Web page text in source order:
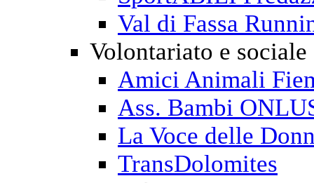
Val di Fassa
Volontariato e sociale
Amici Animali
Ass. Bambi
La Voce delle
TransDolomites